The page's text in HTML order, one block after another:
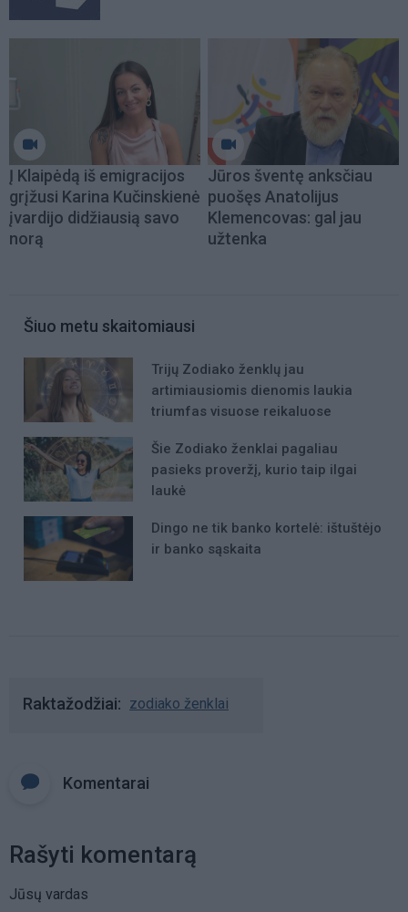
Į Klaipėdą iš emigracijos
grįžusi Karina Kučinskienė
įvardijo didžiausią savo
norą
Jūros šventę anksčiau
puošęs Anatolijus
Klemencovas: gal jau
užtenka
Šiuo metu skaitomiausi
Trijų Zodiako ženklų jau
artimiausiomis dienomis laukia
triumfas visuose reikaluose
Šie Zodiako ženklai pagaliau
pasieks proveržį, kurio taip ilgai
laukė
Dingo ne tik banko kortelė: ištuštėjo
ir banko sąskaita
Raktažodžiai zodiako ženklai
Komentarai
Rašyti komentarą
Jūsų vardas